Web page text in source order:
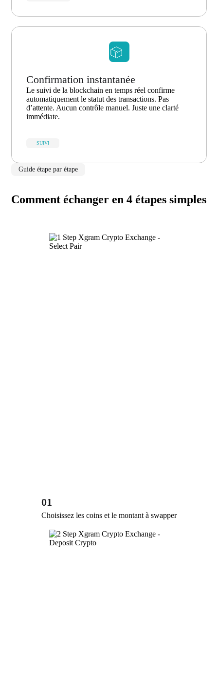
Confirmation instantanée
Le suivi de la blockchain en temps réel confirme
automatiquement le statut des transactions. Pas
d’attente. Aucun contrôle manuel. Juste une clarté
immédiate.
SUIVI
Guide étape par étape
Comment échanger en 4 étapes simples
01
Choisissez les coins et le montant à swapper